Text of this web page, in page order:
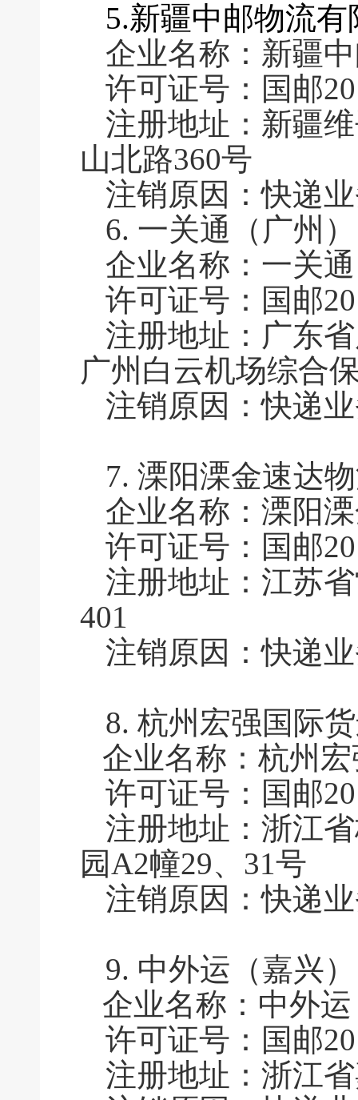
5.新疆中邮物流
企业名称：新疆
许可证号：国邮
注册地址：新疆
山北路360号
注销原因：快递
6. 一关通（广州
企业名称：一关
许可证号：国邮
注册地址：广东
广州白云机场综合
注销原因：快递
7. 溧阳溧金速达
企业名称：溧阳
许可证号：国邮
注册地址：江苏
401
注销原因：快递
8. 杭州宏强国际
企业名称：杭州
许可证号：国邮
注册地址：浙江
园A2幢29、31号
注销原因：快递
9. 中外运（嘉兴
企业名称：中外
许可证号：国邮
注册地址：浙江